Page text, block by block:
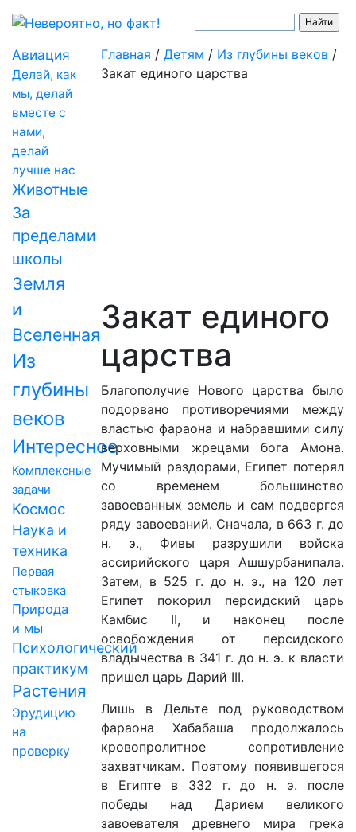
Авиация
Делай, как
мы, делай
вместе с
нами,
делай
лучше нас
Животные
За
пределами
школы
Земля
и
Вселенная
Из
глубины
веков
Интересное
Комплексные
задачи
Космос
Наука и
техника
Первая
стыковка
Природа
и мы
Психологический
практикум
Растения
Эрудицию
на
проверку
Главная / Детям / Из глубины веков /
Закат единого царства
Закат единого
царства
Благополучие Нового царства было
подорвано противоречиями между
властью фараона и набравшими силу
верховными жрецами бога Амона.
Мучимый раздорами, Египет потерял
со временем большинство
завоеванных земель и сам подвергся
ряду завоеваний. Сначала, в 663 г. до
н. э., Фивы разрушили войска
ассирийского царя Ашшурбанипала.
Затем, в 525 г. до н. э., на 120 лет
Египет покорил персидский царь
Камбис II, и наконец после
освобождения от персидского
владычества в 341 г. до н. э. к власти
пришел царь Дарий III.
Лишь в Дельте под руководством
фараона Хабабаша продолжалось
кровопролитное сопротивление
захватчикам. Поэтому появившегося
в Египте в 332 г. до н. э. после
победы над Дарием великого
завоевателя древнего мира грека